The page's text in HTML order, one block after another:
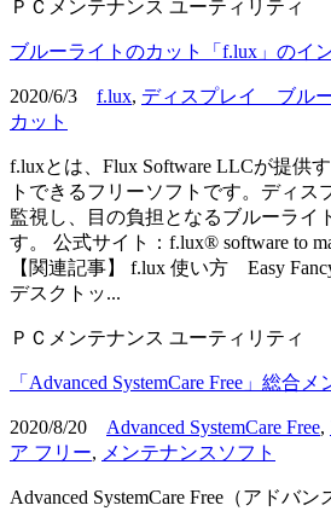
ＰＣメンテナンス ユーティリティ
ブルーライトのカット「f.lux」のイ
2020/6/3 f.lux, ディスプレイ ブル
カット
f.luxとは、Flux Software LLCが提供
トできるフリーソフトです。ディス
監視し、目の負担となるブルーライ
す。 公式サイト：f.lux® software to
【関連記事】 f.lux 使い方 Easy
デスクトッ...
ＰＣメンテナンス ユーティリティ
「Advanced SystemCare Free」総合
2020/8/20 Advanced SystemCare Free,
ア フリー, メンテナンスソフト
Advanced SystemCare Free（アドバ